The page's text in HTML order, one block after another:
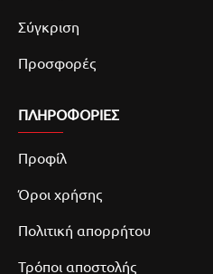
Σύγκριση
Προσφορές
ΠΛΗΡΟΦΟΡΙΕΣ
Προφίλ
Όροι χρήσης
Πολιτική απορρήτου
Τρόποι αποστολής